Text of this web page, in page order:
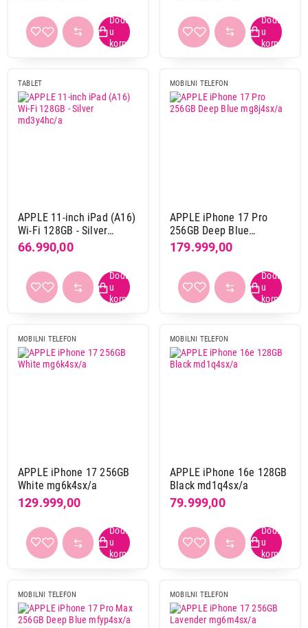
TABLET
APPLE 11-inch iPad (A16)
Wi-Fi 128GB - Silver
md3y4hc/a
66.990,00
MOBILNI TELEFON
APPLE iPhone 17 Pro
256GB Deep Blue
mg8j4sx/a
179.999,00
MOBILNI TELEFON
APPLE iPhone 17 256GB
White mg6k4sx/a
129.999,00
MOBILNI TELEFON
APPLE iPhone 16e 128GB
Black md1q4sx/a
79.999,00
MOBILNI TELEFON MOBILNI TELEFON